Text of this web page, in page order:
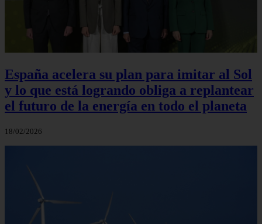
España acelera su plan para imitar al Sol
y lo que está logrando obliga a replantear
el futuro de la energía en todo el planeta
18/02/2026